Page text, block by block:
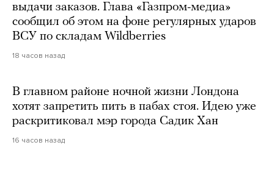
выдачи заказов. Глава «Газпром-медиа»
сообщил об этом на фоне регулярных ударов
ВСУ по складам Wildberries
18 часов назад
В главном районе ночной жизни Лондона
хотят запретить пить в пабах стоя. Идею уже
раскритиковал мэр города Садик Хан
16 часов назад